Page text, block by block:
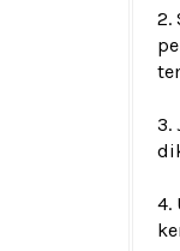
2.
3.
4.